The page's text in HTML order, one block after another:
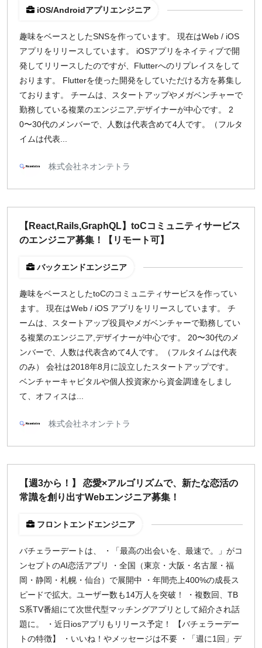
iOS/Androidアプリエンジニア
趣味をベースとしたSNSを作っています。 現在はWeb / iOS
アプリをリリースしています。 iOSアプリをネイティブで開
発してリリースしたのですが、Flutterへのリプレイスをして
おります。 Flutterを使った開発をしていただける方を募集し
ております。 チームは、スタートアップやメガベンチャーで
勤務している複業のエンジニア,デザイナーが中心です。 2
0〜30代のメンバーで、人数は代表含めて4人です。（フルタ
イムは代表...
株式会社ネオンテトラ
【React,Rails,GraphQL】toCコミュニティサービス
のエンジニア募集！【リモート可】
バックエンドエンジニア
趣味をベースとしたtoCのコミュニティサービスを作ってい
ます。 現在はWeb / iOS アプリをリリースしています。 チ
ームは、スタートアップ役員やメガベンチャーで勤務してい
る複業のエンジニア,デザイナーが中心です。 20〜30代のメ
ンバーで、人数は代表含めて4人です。（フルタイムは代表
のみ） 会社は2018年8月に設立したスタートアップです。
ベンチャーキャピタルや個人投資家から資金調達をしまし
て、オフィスは...
株式会社ネオンテトラ
【週3から！】 恋愛×アルゴリズムで、新たな恋活の
常識を創り出すWebエンジニア募集！
フロントエンドエンジニア
バチェラーデートは、 ・「最高の出会いを、最速で。」がコ
ンセプトのAI恋活アプリ ・全国（東京・大阪・名古屋・福
岡・静岡・札幌・仙台）で展開中 ・年間売上400%の成長ス
ピードで拡大。ユーザー数も14万人を突破！ ・複数回、TB
S系TV番組にて次世代型マッチングアプリとして紹介され話
題に。 ・近日iosアプリもリリース予定！ 【バチェラーデー
トの特徴】 ・いいね！やメッセージは不要 ・「週に1回」デ